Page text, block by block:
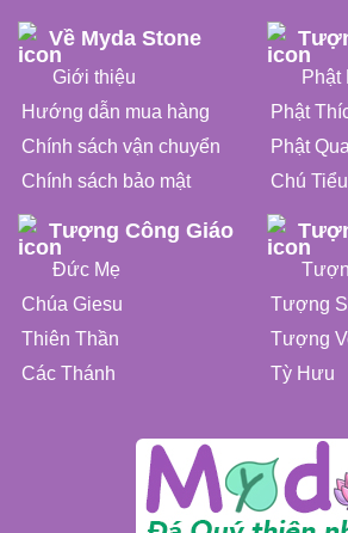
Về Myda Stone
Giới thiệu
Hướng dẫn mua hàng
Chính sách vận chuyển
Chính sách bảo mật
Phật
Phật
Phật
Chú Tiểu
Tượng Công Giáo
Đức Mẹ
Chúa Giesu
Thiên Thần
Các Thánh
Tượng
Tượng
Tỳ Hưu